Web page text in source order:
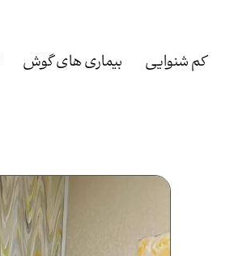
کم شنوایی بیماری های گوش